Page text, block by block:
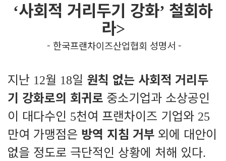
‘사회적 거리두기 강화’ 철회하
라>
- 한국프랜차이즈산업협회 성명서 -
지난 12월 18일 원칙 없는 사회적 거리두
기 강화로의 회귀로 중소기업과 소상공인
이 대다수인 5천여 프랜차이즈 기업와 25
만여 가맹점은 방역 지침 거부 외에 대안이
없을 정도로 극단적인 상황에 처해 있다.